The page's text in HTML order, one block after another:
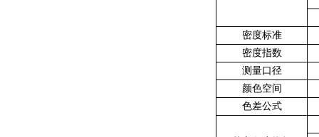
密度标准
密度指数
测量口径
颜色空间
色差公式